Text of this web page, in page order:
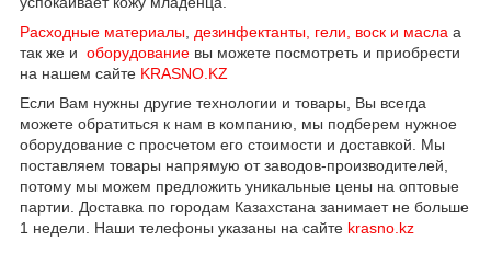
Расходные материалы дезинфектанты, гели, воск и масла а
так же и оборудование вы можете посмотреть и приобрести
на нашем сайте KRASNO.KZ
Если Вам нужны другие технологии и товары, Вы всегда
можете обратиться к нам в компанию, мы подберем нужное
оборудование с просчетом его стоимости и доставкой. Мы
поставляем товары напрямую от заводов-производителей,
потому мы можем предложить уникальные цены на оптовые
партии. Доставка по городам Казахстана занимает не больше
1 недели. Наши телефоны указаны на сайте krasno.kz